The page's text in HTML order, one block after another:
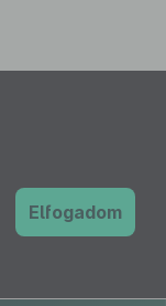
Elfogadom